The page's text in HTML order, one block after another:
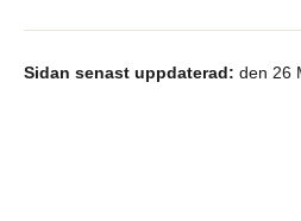
Sidan senast uppdaterad: den 26